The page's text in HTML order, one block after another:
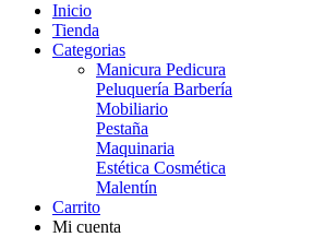
Inicio
Tienda
Categorias
Manicura Pedicura
Peluquería Barbería
Mobiliario
Pestaña
Maquinaria
Estética Cosmética
Malentín
Carrito
Mi cuenta